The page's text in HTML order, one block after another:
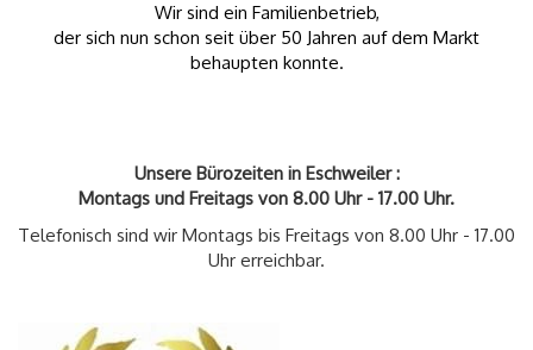
Wir sind ein Familienbetrieb,
der sich nun schon seit über 50 Jahren auf dem Markt
behaupten konnte.
Unsere Bürozeiten in Eschweiler :
Montags und Freitags von 8.00 Uhr - 17.00 Uhr.
Telefonisch sind wir Montags bis Freitags von 8.00 Uhr - 17.00
Uhr erreichbar.